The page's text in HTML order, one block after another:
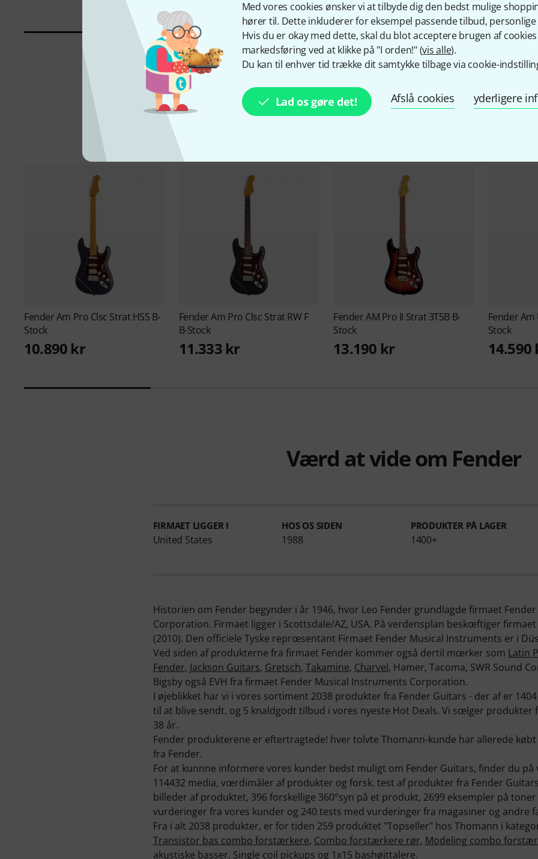
Med vores cookies ønsker vi at tilbyde dig den bedst mulige
hører til. Dette inkluderer for eksempel passende tilbud,
Hvis du er okay med dette, skal du blot acceptere brugen af
markedsføring ved at klikke på "I orden!" (vis alle).
Du kan til enhver tid trække dit samtykke tilbage via cookie-
Lad os gøre det! Afslå cookies yderligere
Fender Tilbud
FenderAm Pro Clsc Strat HSS B-
Stock
10.890 kr
FenderAm Pro Clsc Strat RW F
B-Stock
11.333 kr
FenderAM Pro II Strat 3TSB B-
Stock
13.190 kr
FenderAm
Stock
14.590
Værd at vide om Fender
FIRMAET LIGGER I
United States
HOS OS SIDEN
1988
PRODUKTER PÅ LAGER
1400+
Historien om Fender begynder i år 1946, hvor Leo Fender grundlagde firmaet
Corporation. Firmaet ligger i Scottsdale/AZ, USA. På verdensplan beskœftiger
(2010). Den officiele Tyske reprœsentant Firmaet Fender Musical Instruments er i
Ved siden af produkterne fra firmaet Fender kommer også dertil mœrker som Latin
Fender, Jackson Guitars, Gretsch, Takamine, Charvel, Hamer, Tacoma, SWR Sound
Bigsby også EVH fra firmaet Fender Musical Instruments Corporation.
I øjeblikket har vi i vores sortiment 2038 produkter fra Fender Guitars - der af er
til at blive sendt. og 5 knaldgodt tilbud i vores nyeste Hot Deals. Vi sœlger produkter
38 år.
Fender produkterene er eftertragtede! hver tolvte Thomann-kunde har allerede
fra Fender.
For at kunnne informere vores kunder bedst muligt om Fender Guitars, finder du på
114432 media, vœrdimåler af produkter og forsk. test af produkter fra Fender
billeder af produktet, 396 forskellige 360°syn på et produkt, 2699 eksempler på toner
vurderinger fra vores kunder og 240 tests med vurderinger fra magasiner og andre
Fra i alt 2038 produkter, er for tiden 259 produktet "Topseller" hos Thomann i
Transistor bas combo forstærkere, Combo forstærkere rør, Modeling combo
akustiske basser, Single coil pickups og 1x15 bashøjttalere.